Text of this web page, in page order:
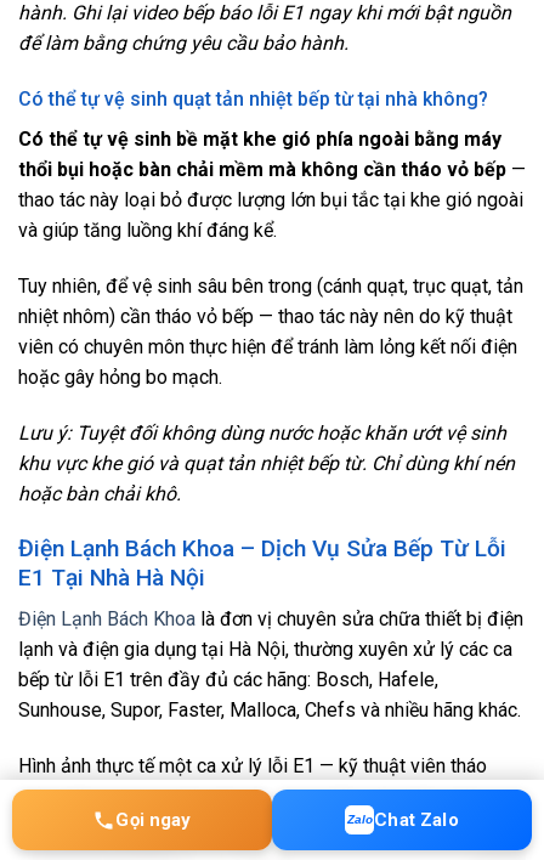
hành. Ghi lại video bếp báo lỗi E1 ngay khi mới bật nguồn
để làm bằng chứng yêu cầu bảo hành.
Có thể tự vệ sinh quạt tản nhiệt bếp từ tại nhà không?
Có thể tự vệ sinh bề mặt khe gió phía ngoài bằng máy
thổi bụi hoặc bàn chải mềm mà không cần tháo vỏ bếp —
thao tác này loại bỏ được lượng lớn bụi tắc tại khe gió ngoài
và giúp tăng luồng khí đáng kể.
Tuy nhiên, để vệ sinh sâu bên trong (cánh quạt, trục quạt, tản
nhiệt nhôm) cần tháo vỏ bếp — thao tác này nên do kỹ thuật
viên có chuyên môn thực hiện để tránh làm lỏng kết nối điện
hoặc gây hỏng bo mạch.
Lưu ý: Tuyệt đối không dùng nước hoặc khăn ướt vệ sinh
khu vực khe gió và quạt tản nhiệt bếp từ. Chỉ dùng khí nén
hoặc bàn chải khô.
Điện Lạnh Bách Khoa – Dịch Vụ Sửa Bếp Từ Lỗi
E1 Tại Nhà Hà Nội
Điện Lạnh Bách Khoa là đơn vị chuyên sửa chữa thiết bị điện
lạnh và điện gia dụng tại Hà Nội, thường xuyên xử lý các ca
bếp từ lỗi E1 trên đầy đủ các hãng: Bosch, Hafele,
Sunhouse, Supor, Faster, Malloca, Chefs và nhiều hãng khác.
Hình ảnh thực tế một ca xử lý lỗi E1 — kỹ thuật viên tháo
máy kiểm tra từng linh kiện liên quan đến cảm biến nhiệt:
Gọi ngay Zalo Chat Zalo